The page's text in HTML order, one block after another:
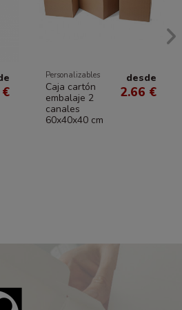
Personalizables
Caja cartón
embalaje 2
canales
60x40x40 cm
desde
2.66 €